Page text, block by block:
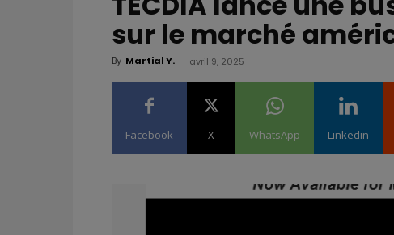
sur le marché
By Martial Y. - avril 9, 2025
Facebook X WhatsApp Linkedin